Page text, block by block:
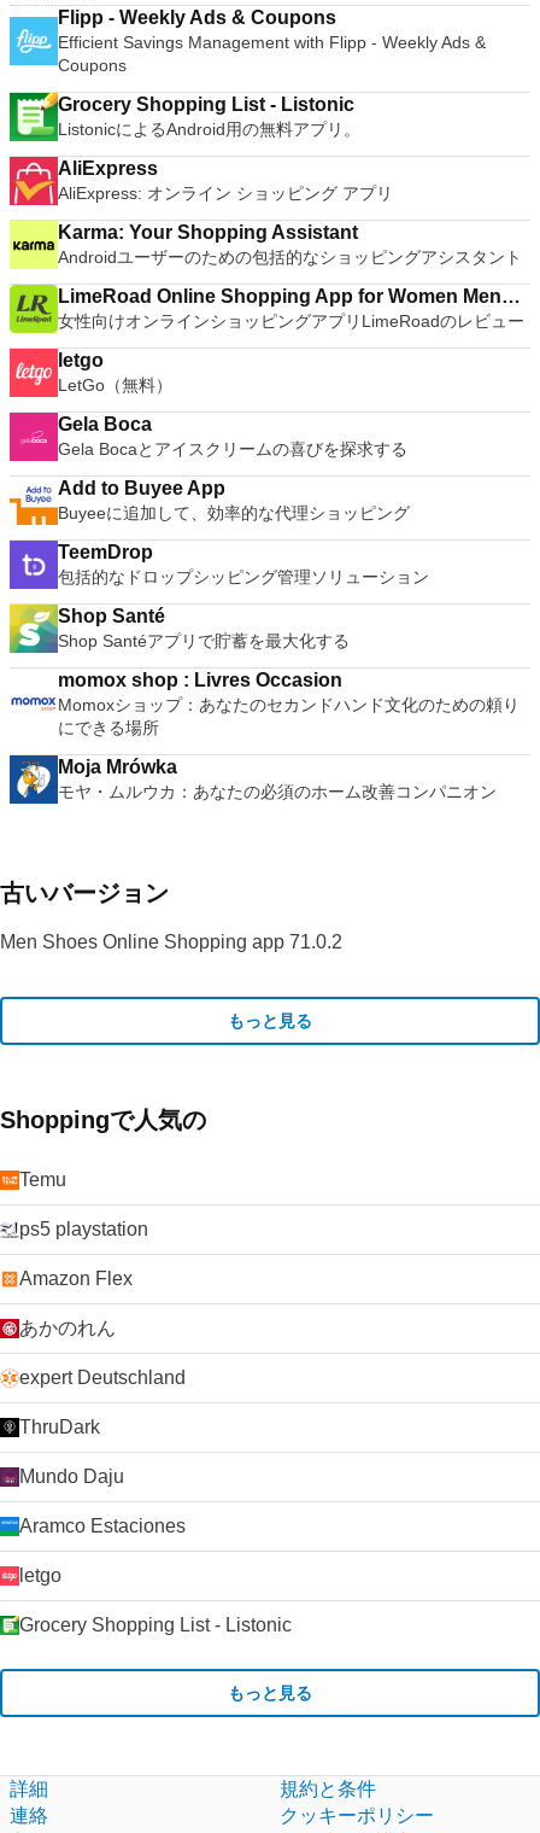
Flipp - Weekly Ads & Coupons
Efficient Savings Management with Flipp - Weekly Ads &
Coupons
Grocery Shopping List - Listonic
ListonicによるAndroid用の無料アプリ。
AliExpress
AliExpress: オンライン ショッピング アプリ
Karma: Your Shopping Assistant
Androidユーザーのための包括的なショッピングアシスタント
LimeRoad Online Shopping App for Women Men
Kids
女性向けオンラインショッピングアプリLimeRoadのレビュー
letgo
LetGo（無料）
Gela Boca
Gela Bocaとアイスクリームの喜びを探求する
Add to Buyee App
Buyeeに追加して、効率的な代理ショッピング
TeemDrop
包括的なドロップシッピング管理ソリューション
Shop Santé
Shop Santéアプリで貯蓄を最大化する
momox shop : Livres Occasion
Momoxショップ：あなたのセカンドハンド文化のための頼り
にできる場所
Moja Mrówka
モヤ・ムルウカ：あなたの必須のホーム改善コンパニオン
古いバージョン
Men Shoes Online Shopping app 71.0.2
もっと見る
Shoppingで人気の
Temu
ps5 playstation
Amazon Flex
あかのれん
expert Deutschland
ThruDark
Mundo Daju
Aramco Estaciones
letgo
Grocery Shopping List - Listonic
もっと見る
詳細
連絡
規約と条件
クッキーポリシー